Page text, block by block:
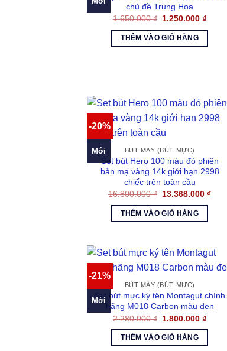
chủ đề Trung Hoa
1.650.000₫ Giá
là:
1.650.000 ₫.
1.250.000₫Giá
THÊM VÀO GIỎ HÀNG
-20%
Mới BÚT MÁY (BÚT MỰC)
Set bút Hero 100 màu đỏ phiên
bản mạ vàng 14k giới hạn 2998
chiếc trên toàn cầu
16.800.000₫ Giá
là:
16.800.000 ₫.
13.368.000₫Giá
THÊM VÀO GIỎ HÀNG
-21%
Mới
BÚT MÁY (BÚT MỰC)
Set bút mực ký tên Montagut chính
hãng M018 Carbon màu đen
2.280.000₫ Giá
là:
2.280.000 ₫.
1.800.000₫Giá
THÊM VÀO GIỎ HÀNG